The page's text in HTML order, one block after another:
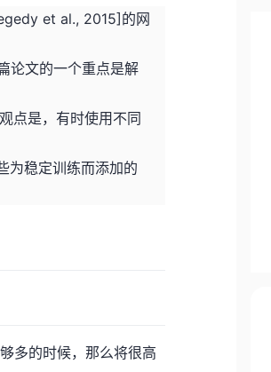
et al., 2015]的网
论文的一个重点是解
点是，有时使用不同
为稳定训练而添加的
多的时候，那么将很高